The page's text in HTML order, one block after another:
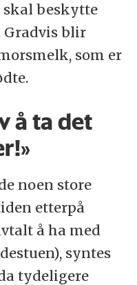
skal beskytte
Gradvis blir
som er
å ta det
noen store
etterpå
å ha med
syntes
tydeligere